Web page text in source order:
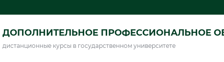
ДОПОЛНИТЕЛЬНОЕ ПРОФЕССИОНАЛЬНОЕ
дистанционные курсы в государственном университете